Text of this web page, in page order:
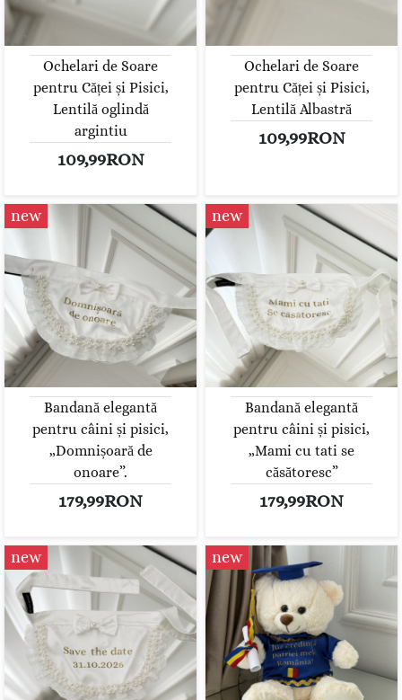
Ochelari de Soare
pentru Căței și Pisici,
Lentilă oglindă
argintiu
109,99RON
Ochelari de Soare
pentru Căței și Pisici,
Lentilă Albastră
109,99RON
new
Bandană elegantă
pentru câini și pisici,
„Domnișoară de
onoare”.
179,99RON
new
Bandană elegantă
pentru câini și pisici,
„Mami cu tati se
căsătoresc”
179,99RON
new new